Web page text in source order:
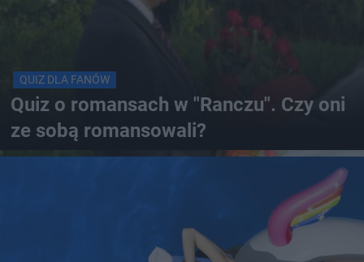
QUIZ DLA FANÓW
Quiz o romansach w "Ranczu". Czy oni
ze sobą romansowali?